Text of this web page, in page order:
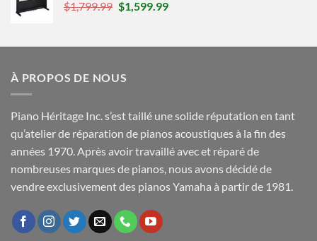
$1,599.99.$1,499.99.
$1,799.99 Le
était :
$1,599.99Le
est :
À PROPOS DE NOUS
Piano Héritage Inc. s’est taillé une solide réputation en tant
qu’atelier de réparation de pianos acoustiques à la fin des
années 1970. Après avoir travaillé avec et réparé de
nombreuses marques de pianos, nous avons décidé de
vendre exclusivement des pianos Yamaha à partir de 1981.